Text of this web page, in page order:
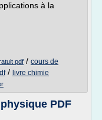
à la
pdf / cours de
/ livre chimie
PDF